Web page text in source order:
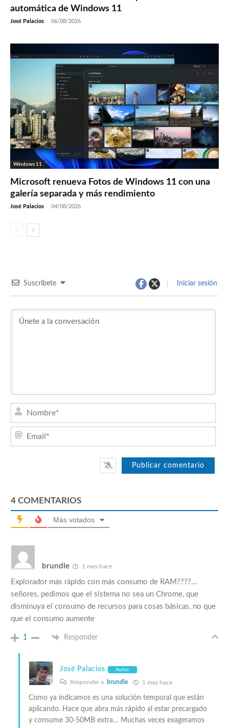
automática de Windows 11
José Palacios - 06/08/2026
Windows 11
Microsoft renueva Fotos de Windows 11 con una
galería separada y más rendimiento
José Palacios - 04/08/2026
Suscríbete Iniciar sesión
4 COMENTARIOS
Más votados
brundle 1 mes hace
Explorador más rápido con más consumo de RAM????…
señores, pedimos que el sistema no sea un Chrome, que
disminuya el consumo de recursos para cosas básicas, no que
que el consumo aumente
1 Responder
José Palacios Autor
Responder a brundle 1 mes hace
Como ya indicamos es una solución temporal que están
aplicando. Hace que abra más rápido al estar precargado
y consume 30-50MB extra… Muchas veces exageramos